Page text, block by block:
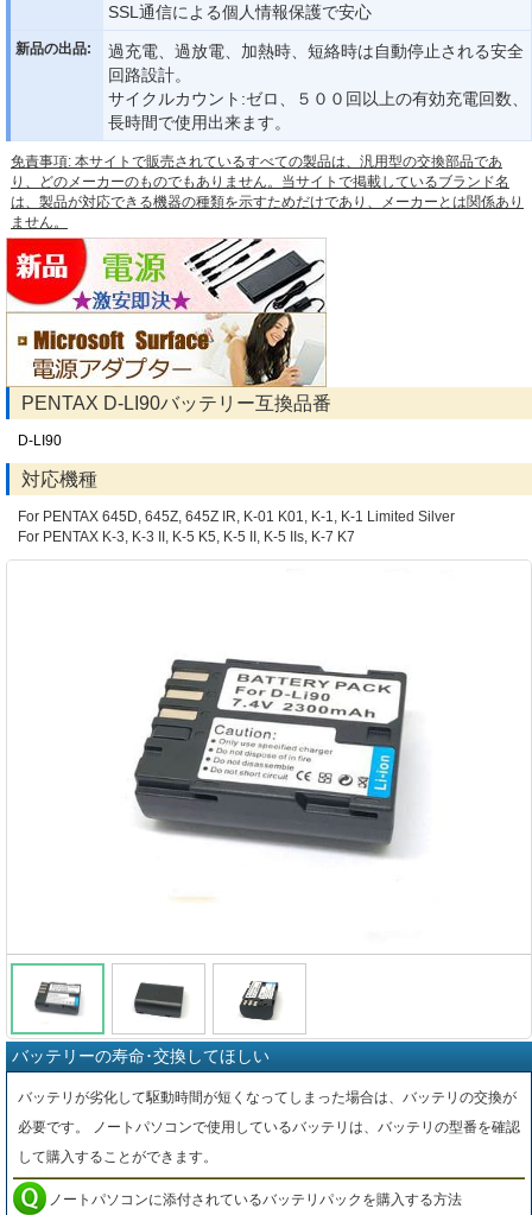
SSL通信による個人情報保護で安心
新品の出品:
過充電、過放電、加熱時、短絡時は自動停止される安全
回路設計。
サイクルカウント:ゼロ、５００回以上の有効充電回数、
長時間で使用出来ます。
免責事項: 本サイトで販売されているすべての製品は、汎用型の交換部品であ
り、どのメーカーのものでもありません。当サイトで掲載しているブランド名
は、製品が対応できる機器の種類を示すためだけであり、メーカーとは関係あり
ません。
PENTAX D-LI90バッテリー互換品番
D-LI90
対応機種
For PENTAX 645D, 645Z, 645Z IR, K-01 K01, K-1, K-1 Limited Silver
For PENTAX K-3, K-3 II, K-5 K5, K-5 II, K-5 IIs, K-7 K7
バッテリーの寿命･交換してほしい
バッテリが劣化して駆動時間が短くなってしまった場合は、バッテリの交換が
必要です。 ノートパソコンで使用しているバッテリは、バッテリの型番を確認
して購入することができます。
ノートパソコンに添付されているバッテリパックを購入する方法